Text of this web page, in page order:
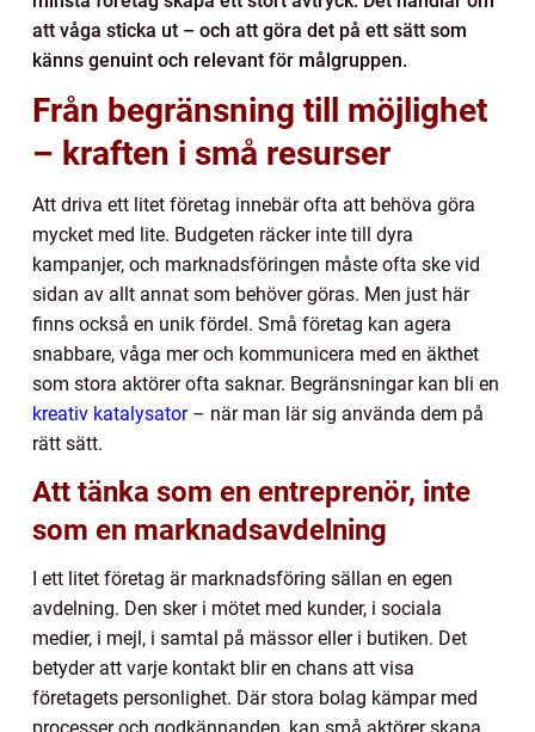
att våga sticka ut – och att göra det på ett sätt som
känns genuint och relevant för målgruppen.
Från begränsning till möjlighet
– kraften i små resurser
Att driva ett litet företag innebär ofta att behöva göra
mycket med lite. Budgeten räcker inte till dyra
kampanjer, och marknadsföringen måste ofta ske vid
sidan av allt annat som behöver göras. Men just här
finns också en unik fördel. Små företag kan agera
snabbare, våga mer och kommunicera med en äkthet
som stora aktörer ofta saknar. Begränsningar kan bli en
kreativ katalysator– när man lär sig använda dem på
rätt sätt.
Att tänka som en entreprenör, inte
som en marknadsavdelning
I ett litet företag är marknadsföring sällan en egen
avdelning. Den sker i mötet med kunder, i sociala
medier, i mejl, i samtal på mässor eller i butiken. Det
betyder att varje kontakt blir en chans att visa
företagets personlighet. Där stora bolag kämpar med